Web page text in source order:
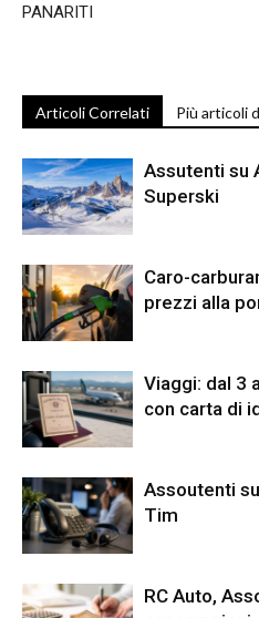
PANARITI
Articoli Correlati Più articoli
Assutenti su
Superski
Caro-
prezzi alla
Viaggi: dal 3
con carta di
Assoutenti
Tim
RC Auto,